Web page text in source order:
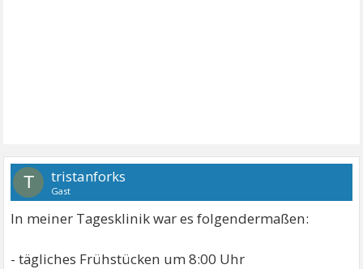
T tristanforks
Gast
In meiner Tagesklinik war es folgendermaßen:
- tägliches Frühstücken um 8:00 Uhr